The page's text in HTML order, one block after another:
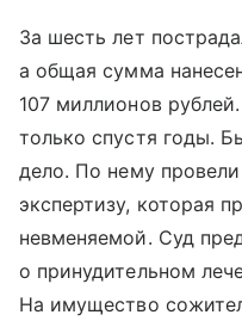
За шесть лет
а общая сумма
107 миллионов
только спустя годы.
дело. По нему
экспертизу, которая
невменяемой. Суд
о принудительном
На имущество